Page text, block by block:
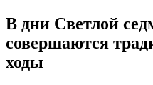
В дни Светлой
совершаются
ходы